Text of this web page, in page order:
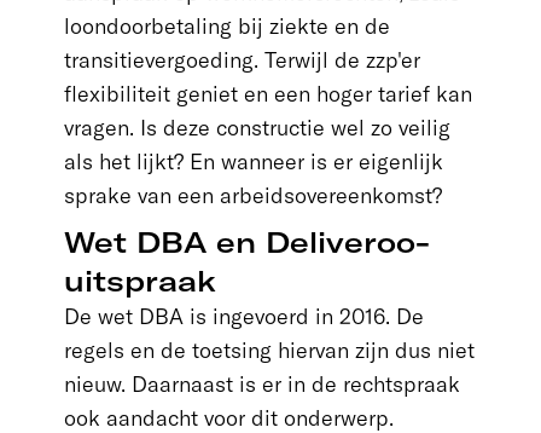
loondoorbetaling bij ziekte en de
transitievergoeding. Terwijl de zzp'er
flexibiliteit geniet en een hoger tarief kan
vragen. Is deze constructie wel zo veilig
als het lijkt? En wanneer is er eigenlijk
sprake van een arbeidsovereenkomst?
Wet DBA en Deliveroo-
uitspraak
De wet DBA is ingevoerd in 2016. De
regels en de toetsing hiervan zijn dus niet
nieuw. Daarnaast is er in de rechtspraak
ook aandacht voor dit onderwerp.